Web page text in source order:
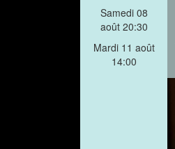
Samedi 08
août 20:30
Mardi 11 août
14:00